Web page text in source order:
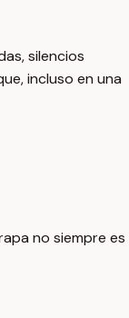
silencios
incluso en una
no siempre es